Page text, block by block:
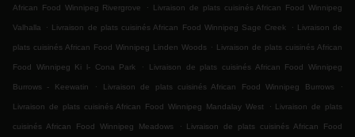
African Food Winnipeg Rivergrove . Livraison de plats cuisinés African Food Winnipeg
Valhalla . Livraison de plats cuisinés African Food Winnipeg Sage Creek . Livraison de
plats cuisinés African Food Winnipeg Linden Woods . Livraison de plats cuisinés African
Food Winnipeg Ki l- Cona Park . Livraison de plats cuisinés African Food Winnipeg
Burrows - Keewatin . Livraison de plats cuisinés African Food Winnipeg Burrows .
Livraison de plats cuisinés African Food Winnipeg Mandalay West . Livraison de plats
cuisinés African Food Winnipeg Meadows . Livraison de plats cuisinés African Food